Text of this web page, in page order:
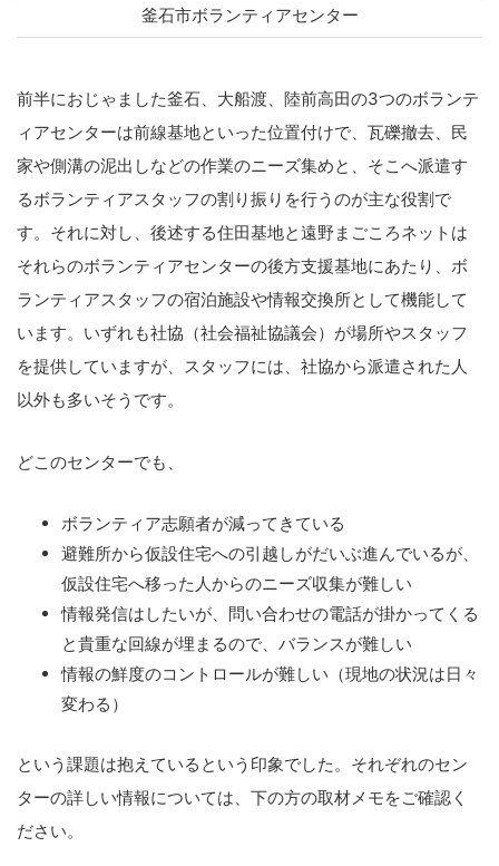
釜石市ボランティアセンター
前半におじゃました釜石、大船渡、陸前高田の3つのボランテ
ィアセンターは前線基地といった位置付けで、瓦礫撤去、民
家や側溝の泥出しなどの作業のニーズ集めと、そこへ派遣す
るボランティアスタッフの割り振りを行うのが主な役割で
す。それに対し、後述する住田基地と遠野まごころネットは
それらのボランティアセンターの後方支援基地にあたり、ボ
ランティアスタッフの宿泊施設や情報交換所として機能して
います。いずれも社協（社会福祉協議会）が場所やスタッフ
を提供していますが、スタッフには、社協から派遣された人
以外も多いそうです。
どこのセンターでも、
ボランティア志願者が減ってきている
避難所から仮設住宅への引越しがだいぶ進んでいるが、
仮設住宅へ移った人からのニーズ収集が難しい
情報発信はしたいが、問い合わせの電話が掛かってくる
と貴重な回線が埋まるので、バランスが難しい
情報の鮮度のコントロールが難しい（現地の状況は日々
変わる）
という課題は抱えているという印象でした。それぞれのセン
ターの詳しい情報については、下の方の取材メモをご確認く
ださい。